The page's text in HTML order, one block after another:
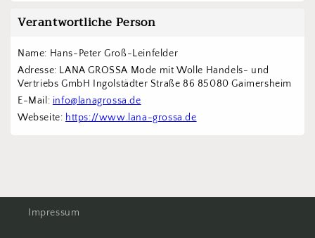
Verantwortliche Person
Name: Hans-Peter Groß-Leinfelder
Adresse: LANA GROSSA Mode mit Wolle Handels- und
Vertriebs GmbH Ingolstädter Straße 86 85080 Gaimersheim
E-Mail: info@lanagrossa.de
Webseite: https://www.lana-grossa.de
Impressum